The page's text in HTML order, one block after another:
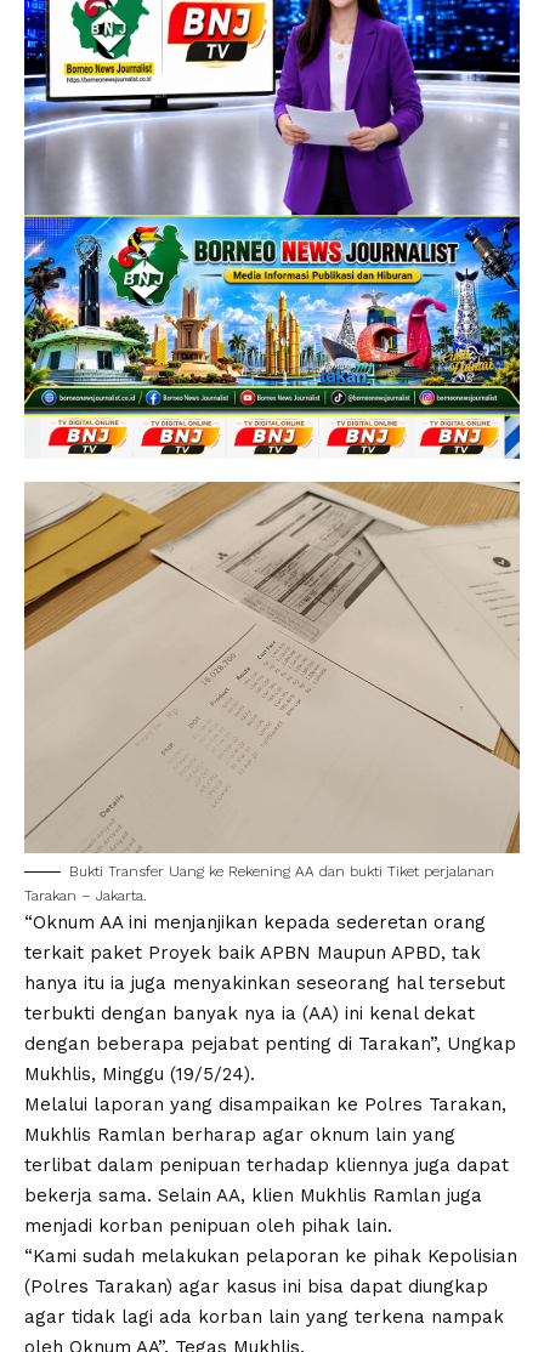
Bukti Transfer Uang ke Rekening AA dan bukti Tiket perjalanan
Tarakan – Jakarta.
“Oknum AA ini menjanjikan kepada sederetan orang
terkait paket Proyek baik APBN Maupun APBD, tak
hanya itu ia juga menyakinkan seseorang hal tersebut
terbukti dengan banyak nya ia (AA) ini kenal dekat
dengan beberapa pejabat penting di Tarakan”, Ungkap
Mukhlis, Minggu (19/5/24).
Melalui laporan yang disampaikan ke Polres Tarakan,
Mukhlis Ramlan berharap agar oknum lain yang
terlibat dalam penipuan terhadap kliennya juga dapat
bekerja sama. Selain AA, klien Mukhlis Ramlan juga
menjadi korban penipuan oleh pihak lain.
“Kami sudah melakukan pelaporan ke pihak Kepolisian
(Polres Tarakan) agar kasus ini bisa dapat diungkap
agar tidak lagi ada korban lain yang terkena nampak
oleh Oknum AA”, Tegas Mukhlis.